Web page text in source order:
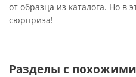
от образца из каталога. Но в
сюрприза!
Разделы с